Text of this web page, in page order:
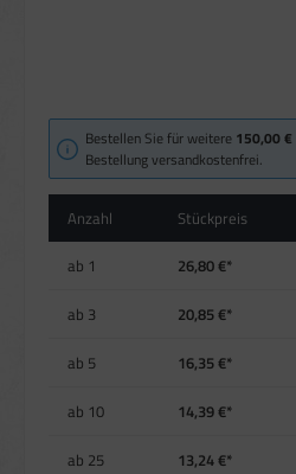
Bestellen Sie für weitere 150,00 €
Bestellung versandkostenfrei.
Anzahl Stückpreis
ab 1 26,80 €*
ab 3 20,85 €*
ab 5 16,35 €*
ab 10 14,39 €*
ab 25 13,24 €*